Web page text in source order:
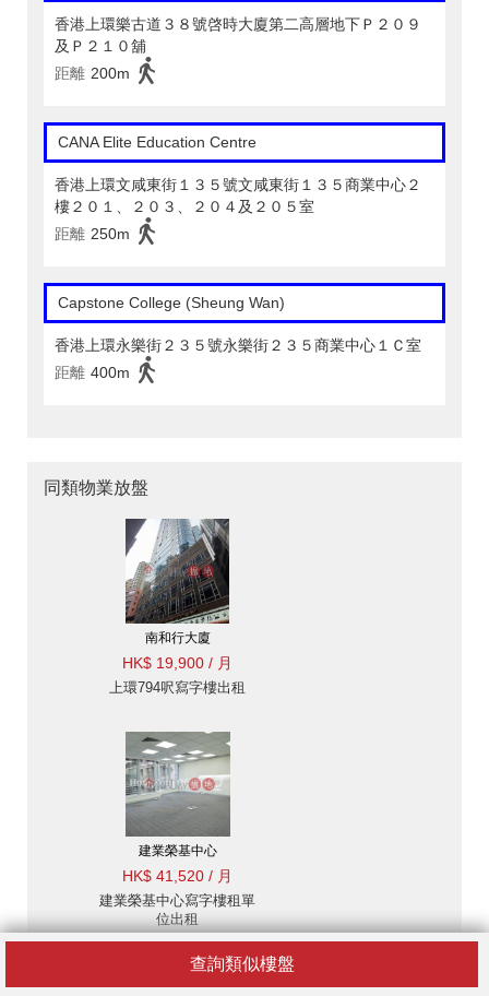
查詢類似樓盤
香港上環樂古道３８號啓時大廈第二高層地下Ｐ２０９
及Ｐ２１０舖
距離 200m
CANA Elite Education Centre
香港上環文咸東街１３５號文咸東街１３５商業中心２
樓２０１、２０３、２０４及２０５室
距離 250m
Capstone College (Sheung Wan)
香港上環永樂街２３５號永樂街２３５商業中心１Ｃ室
距離 400m
同類物業放盤
南和行大廈
HK$ 19,900 / 月
上環794呎寫字樓出租
建業榮基中心
HK$ 41,520 / 月
建業榮基中心寫字樓租單
位出租